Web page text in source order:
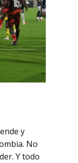
y
No
Y todo